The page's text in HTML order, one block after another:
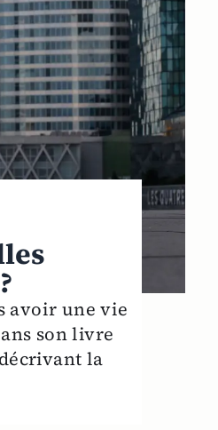
avoir une vie
son livre
la